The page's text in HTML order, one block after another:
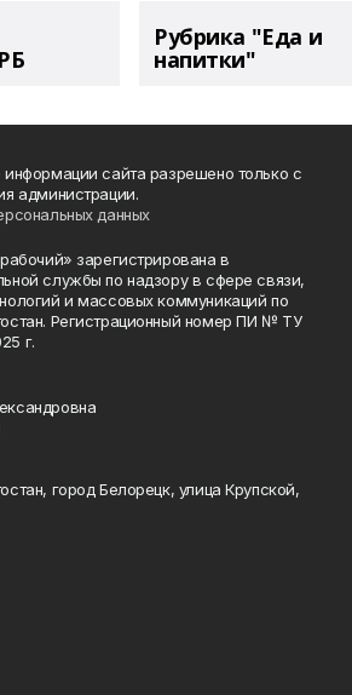
Рубрика "Еда и
напитки"
сайта разрешено только с
администрации.
данных
зарегистрирована в
службы по надзору в сфере связи,
и массовых коммуникаций по
Регистрационный номер ПИ № ТУ
г.
город Белорецк, улица Крупской,